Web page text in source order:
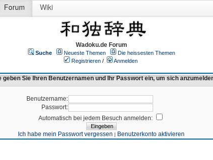
Forum Wiki
Wadoku.de Forum
Suche Neueste Themen
Die heissesten Themen
Registrieren /
Anmelden
geben Sie Ihren Benutzernamen und Ihr Passwort ein, um sich
Benutzername:
Passwort:
Automatisch bei jedem Besuch anmelden:
Ich habe mein Passwort vergessen | Benutzerkonto aktivieren